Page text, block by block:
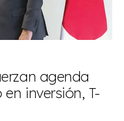
agenda
inversión, T-